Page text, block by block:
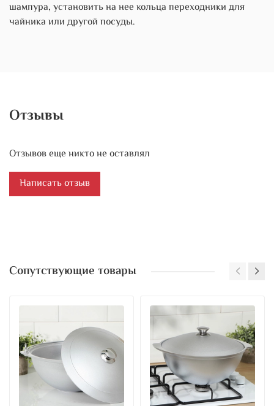
шампура, установить на нее кольца переходники для
чайника или другой посуды.
Отзывы
Отзывов еще никто не оставлял
Написать отзыв
Сопутствующие товары